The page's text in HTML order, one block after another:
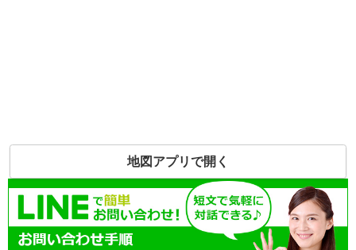
地図アプリで開く